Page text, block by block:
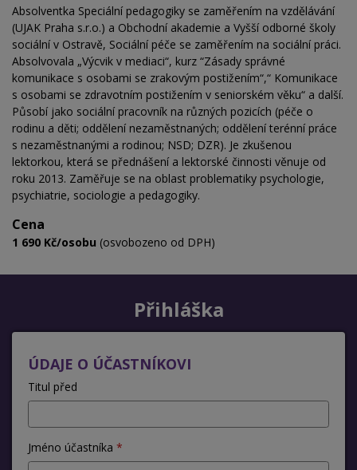
Absolventka Speciální pedagogiky se zaměřením na vzdělávání
(UJAK Praha s.r.o.) a Obchodní akademie a Vyšší odborné školy
sociální v Ostravě, Sociální péče se zaměřením na sociální práci.
Absolvovala „Výcvik v mediaci“, kurz “Zásady správné
komunikace s osobami se zrakovým postižením“,“ Komunikace
s osobami se zdravotním postižením v seniorském věku“ a další.
Působí jako sociální pracovník na různých pozicích (péče o
rodinu a děti; oddělení nezaměstnaných; oddělení terénní práce
s nezaměstnanými a rodinou; NSD; DZR). Je zkušenou
lektorkou, která se přednášení a lektorské činnosti věnuje od
roku 2013. Zaměřuje se na oblast problematiky psychologie,
psychiatrie, sociologie a pedagogiky.
Cena
1 690 Kč/osobu (osvobozeno od DPH)
Přihláška
ÚDAJE O ÚČASTNÍKOVI
Titul před
Jméno účastníka